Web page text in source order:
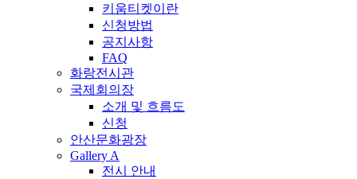
키움티켓이란
신청방법
공지사항
FAQ
화랑전시관
국제회의장
소개 및 흐름도
신청
안산문화광장
Gallery A
전시 안내